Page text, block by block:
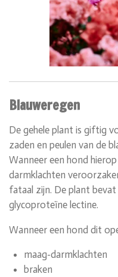
Blauweregen
De gehele plant is giftig
zaden en peulen van de
Wanneer een hond
darmklachten
fataal zijn. De plant
glycoproteïne lectine.
Wanneer een hond dit
maag-darmklachten
braken